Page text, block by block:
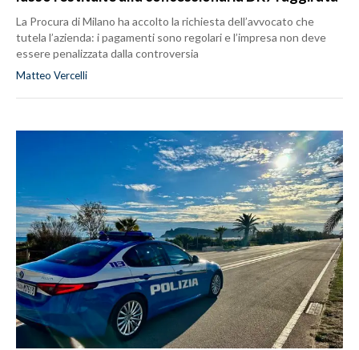
La Procura di Milano ha accolto la richiesta dell’avvocato che
tutela l’azienda: i pagamenti sono regolari e l’impresa non deve
essere penalizzata dalla controversia
Matteo Vercelli